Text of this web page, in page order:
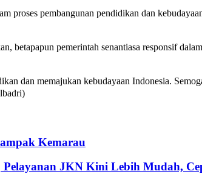
proses pembangunan pendidikan dan
pemerintah senantiasa responsif
dan memajukan kebudayaan Indonesia.
Kemarau
JKN Kini Lebih Mudah,